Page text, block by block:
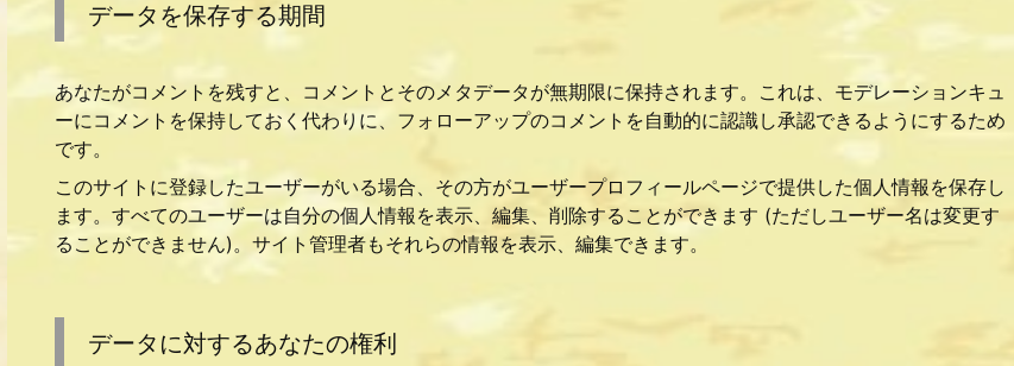
データを保存する期間
あなたがコメントを残すと、コメントとそのメタデータが無期限に保持されます。これは、モデレーションキュ
ーにコメントを保持しておく代わりに、フォローアップのコメントを自動的に認識し承認できるようにするため
です。
このサイトに登録したユーザーがいる場合、その方がユーザープロフィールページで提供した個人情報を保存し
ます。すべてのユーザーは自分の個人情報を表示、編集、削除することができます (ただしユーザー名は変更す
ることができません)。サイト管理者もそれらの情報を表示、編集できます。
データに対するあなたの権利